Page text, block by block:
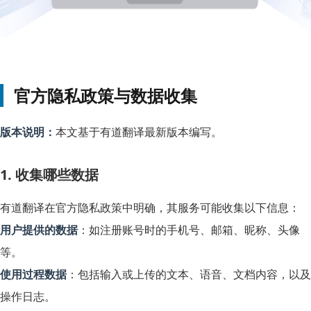
官方隐私政策与数据收集
版本说明： 本文基于有道翻译最新版本编写。
1. 收集哪些数据
有道翻译在官方隐私政策中明确，其服务可能收集以下信息：
用户提供的数据：如注册账号时的手机号、邮箱、昵称、头像
等。
使用过程数据：包括输入或上传的文本、语音、文档内容，以及
操作日志。